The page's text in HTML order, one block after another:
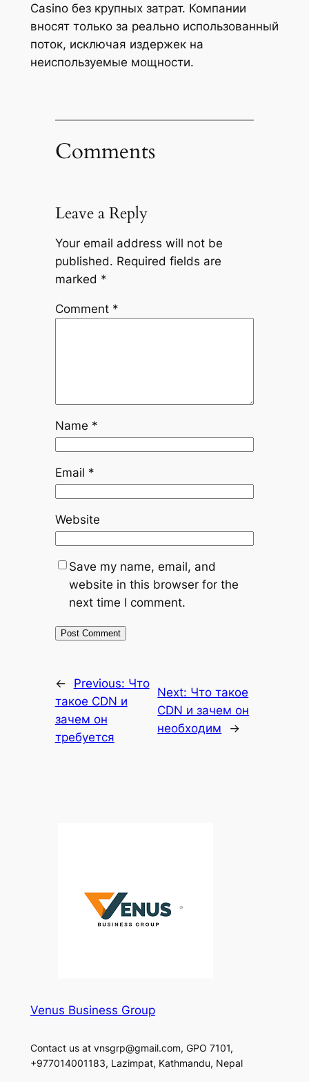
Casino без крупных затрат. Компании
вносят только за реально использованный
поток, исключая издержек на
неиспользуемые мощности.
Comments
Leave a Reply
Your email address will not be
published. Required fields are
marked *
Comment *
Name *
Email *
Website
Save my name, email, and
website in this browser for the
next time I comment.
← Previous: Что
такое CDN и
зачем он
требуется
Next: Что такое
CDN и зачем он
необходим
→
Venus Business Group
Contact us at vnsgrp@gmail.com, GPO 7101,
+977014001183, Lazimpat, Kathmandu, Nepal